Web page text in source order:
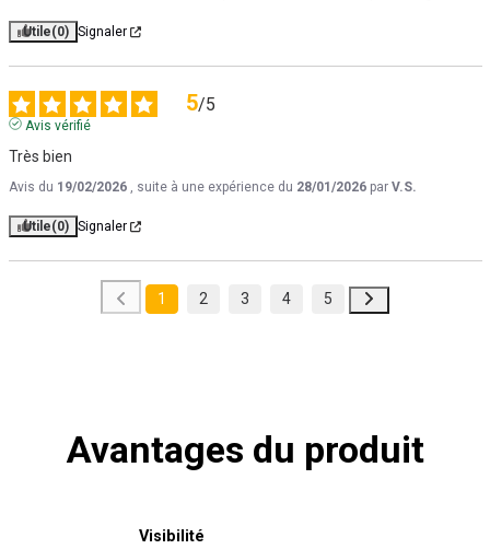
Utile(0) Signaler
5/5
Avis vérifié
Très bien
Avis du 19/02/2026 , suite à une expérience du 28/01/2026 par V.S.
Utile(0) Signaler
1 2 3 4 5
Avantages du produit
Visibilité